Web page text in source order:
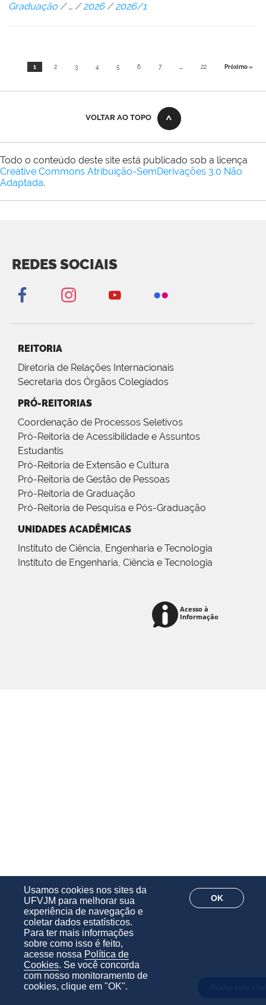
Usamos cookies nos sites da
UFVJM para melhorar sua
experiência de navegação e
coletar dados estatísticos.
Para ter mais informações
sobre como isso é feito,
acesse nossa Política de
Cookies. Se você concorda
com nosso monitoramento de
cookies, clique em "OK".
OK
Graduação /… /2026 /2026/1
1 2 3 4 5 6 7 ... 22 Próximo »
VOLTAR AO TOPO
Todo o conteúdo deste site está publicado sob a licença
Creative Commons Atribuição-SemDerivações 3.0 Não
Adaptada.
REDES SOCIAIS
REITORIA
Diretoria de Relações Internacionais
Secretaria dos Órgãos Colegiados
PRÓ-REITORIAS
Coordenação de Processos Seletivos
Pró-Reitoria de Acessibilidade e Assuntos
Estudantis
Pró-Reitoria de Extensão e Cultura
Pró-Reitoria de Gestão de Pessoas
Pró-Reitoria de Graduação
Pró-Reitoria de Pesquisa e Pós-Graduação
UNIDADES ACADÊMICAS
Instituto de Ciência, Engenharia e Tecnologia
Instituto de Engenharia, Ciência e Tecnologia